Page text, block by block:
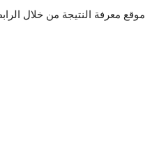
موقع معرفة النتيجة من خلال